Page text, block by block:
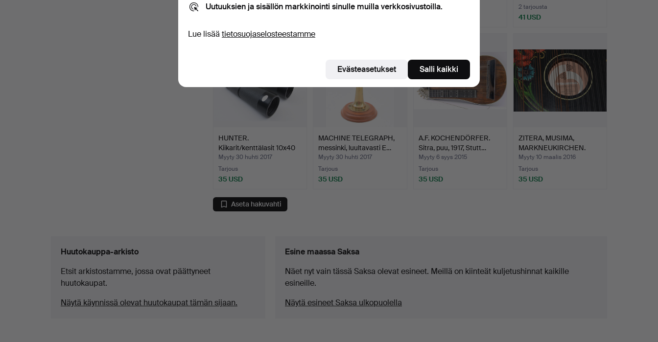
6 tarjousta
Tarjous
Tarjous
2 tarjousta
41 USD
HUNTER.
Kiikarit/kenttälasit 10x40
kotelol…
Myyty 30 huhti 2017
Tarjous
35 USD
MACHINE TELEGRAPH,
messinki, luultavasti E…
Myyty 30 huhti 2017
Tarjous
35 USD
A.F. KOCHENDÖRFER.
Sitra, puu, 1917, Stutt…
Myyty 6 syys 2015
Tarjous
35 USD
ZITERA, MUSIMA,
MARKNEUKIRCHEN.
Myyty 10 maalis 2016
Tarjous
35 USD
Aseta hakuvahti
Huutokauppa-arkisto
Etsit arkistostamme, jossa ovat päättyneet
huutokaupat.
Näytä käynnissä olevat huutokaupat tämän sijaan.
Esine maassa Saksa
Näet nyt vain tässä Saksa olevat esineet. Meillä on kiinteät kuljetushinnat kaikille
esineille.
Näytä esineet Saksa ulkopuolella
Uutuuksien ja sisällön markkinointi sinulle muilla verkkosivustoilla.
Lue lisää tietosuojaselosteestamme
Evästeasetukset Salli kaikki